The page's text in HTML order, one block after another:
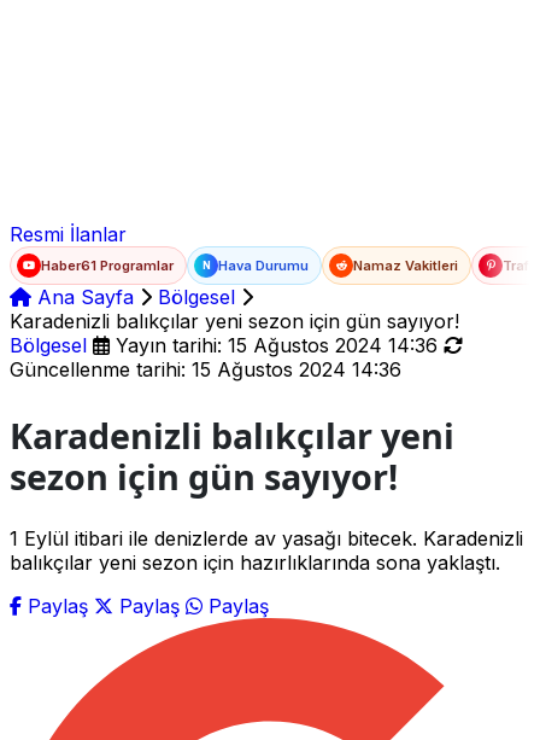
Resmi İlanlar
Haber61 Programlar N Hava Durumu Namaz Vakitleri
Ana Sayfa
Bölgesel
Karadenizli balıkçılar yeni sezon için gün sayıyor!
Bölgesel
Yayın tarihi: 15 Ağustos 2024 14:36
Güncellenme tarihi: 15 Ağustos 2024 14:36
Karadenizli balıkçılar yeni
sezon için gün sayıyor!
1 Eylül itibari ile denizlerde av yasağı bitecek. Karadenizli
balıkçılar yeni sezon için hazırlıklarında sona yaklaştı.
Paylaş
Paylaş Paylaş